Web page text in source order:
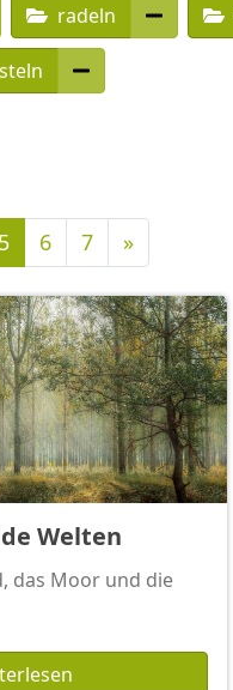
radeln
5 6 7 »Nächste
Welten
das Moor und die